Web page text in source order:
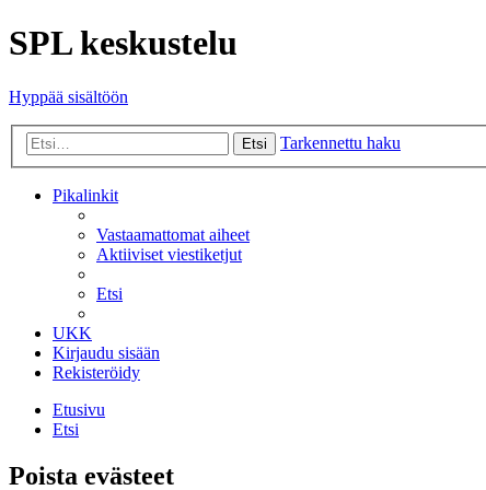
SPL keskustelu
Hyppää sisältöön
Etsi Tarkennettu haku
Pikalinkit
Vastaamattomat aiheet
Aktiiviset viestiketjut
Etsi
UKK
Kirjaudu sisään
Rekisteröidy
Etusivu
Etsi
Poista evästeet